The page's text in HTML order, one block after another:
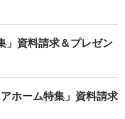
」資料請求＆プレゼン
ホーム特集」資料請求